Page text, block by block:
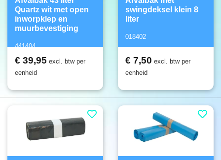
Quartz wit met open
inworpklep en
muurbevestiging
441404
€ 39,95 excl. btw per
eenheid
swingdeksel klein 8
liter
018402
€ 7,50 excl. btw per
eenheid